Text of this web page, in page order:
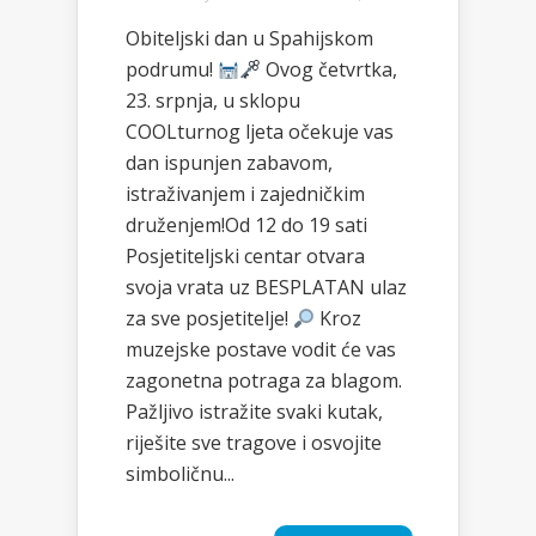
Obiteljski dan u Spahijskom
podrumu!
Ovog četvrtka,
23. srpnja, u sklopu
COOLturnog ljeta očekuje vas
dan ispunjen zabavom,
istraživanjem i zajedničkim
druženjem!Od 12 do 19 sati
Posjetiteljski centar otvara
svoja vrata uz BESPLATAN ulaz
za sve posjetitelje!
Kroz
muzejske postave vodit će vas
zagonetna potraga za blagom.
Pažljivo istražite svaki kutak,
riješite sve tragove i osvojite
simboličnu...